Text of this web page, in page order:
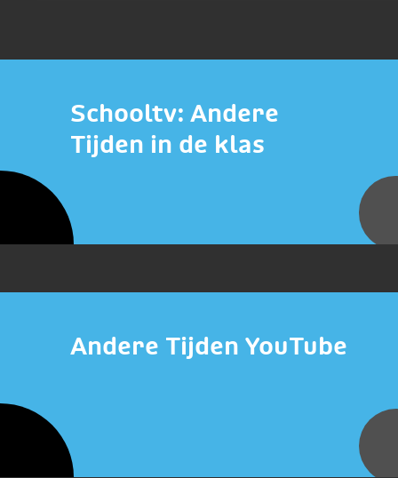
Schooltv: Andere
Tijden in de klas
Andere Tijden YouTube